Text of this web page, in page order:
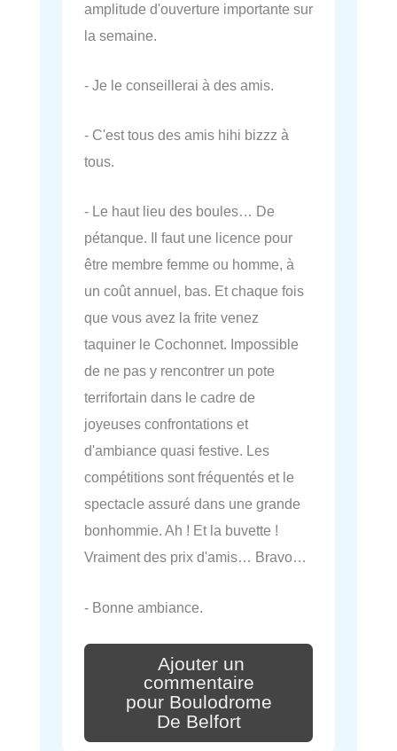
amplitude d'ouverture importante sur
la semaine.
- Je le conseillerai à des amis.
- C'est tous des amis hihi bizzz à
tous.
- Le haut lieu des boules… De
pétanque. Il faut une licence pour
être membre femme ou homme, à
un coût annuel, bas. Et chaque fois
que vous avez la frite venez
taquiner le Cochonnet. Impossible
de ne pas y rencontrer un pote
terrifortain dans le cadre de
joyeuses confrontations et
d'ambiance quasi festive. Les
compétitions sont fréquentés et le
spectacle assuré dans une grande
bonhommie. Ah ! Et la buvette !
Vraiment des prix d'amis… Bravo…
- Bonne ambiance.
Ajouter un
commentaire
pour Boulodrome
De Belfort